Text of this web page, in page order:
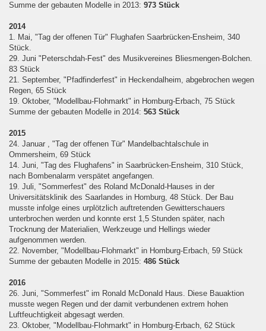
Summe der gebauten Modelle in 2013: 973 Stück
2014
1. Mai, "Tag der offenen Tür" Flughafen Saarbrücken-Ensheim, 340
Stück.
29. Juni "Peterschdah-Fest" des Musikvereines Bliesmengen-Bolchen.
83 Stück
21. September, "Pfadfinderfest" in Heckendalheim, abgebrochen wegen
Regen, 65 Stück
19. Oktober, "Modellbau-Flohmarkt" in Homburg-Erbach, 75 Stück
Summe der gebauten Modelle in 2014: 563 Stück
2015
24. Januar , "Tag der offenen Tür" Mandelbachtalschule in
Ommersheim, 69 Stück
14. Juni, "Tag des Flughafens" in Saarbrücken-Ensheim, 310 Stück,
nach Bombenalarm verspätet angefangen.
19. Juli, "Sommerfest" des Roland McDonald-Hauses in der
Universitätsklinik des Saarlandes in Homburg, 48 Stück. Der Bau
musste infolge eines urplötzlich auftretenden Gewitterschauers
unterbrochen werden und konnte erst 1,5 Stunden später, nach
Trocknung der Materialien, Werkzeuge und Hellings wieder
aufgenommen werden.
22. November, "Modellbau-Flohmarkt" in Homburg-Erbach, 59 Stück
Summe der gebauten Modelle in 2015: 486 Stück
2016
26. Juni, "Sommerfest" im Ronald McDonald Haus. Diese Bauaktion
musste wegen Regen und der damit verbundenen extrem hohen
Luftfeuchtigkeit abgesagt werden.
23. Oktober, "Modellbau-Flohmarkt" in Homburg-Erbach, 62 Stück